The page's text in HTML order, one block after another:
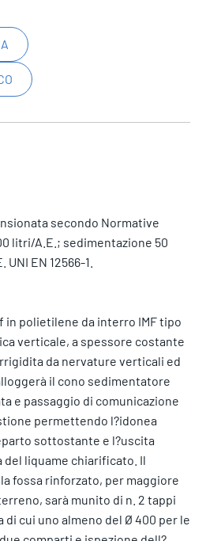
secondo Normative
litri/A.E.; sedimentazione 50
EN 12566-1.
in polietilene da interro IMF tipo
verticale, a spessore costante
da nervature verticali ed
il cono sedimentatore
e passaggio di comunicazione
permettendo l?idonea
sottostante e l?uscita
liquame chiarificato. Il
fossa rinforzato, per maggiore
sarà munito di n. 2 tappi
di cui uno almeno del Ø 400 per le